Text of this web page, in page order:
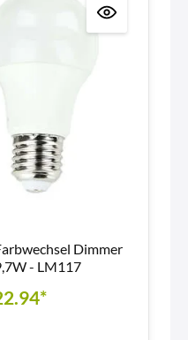
Dimmer
- LM117